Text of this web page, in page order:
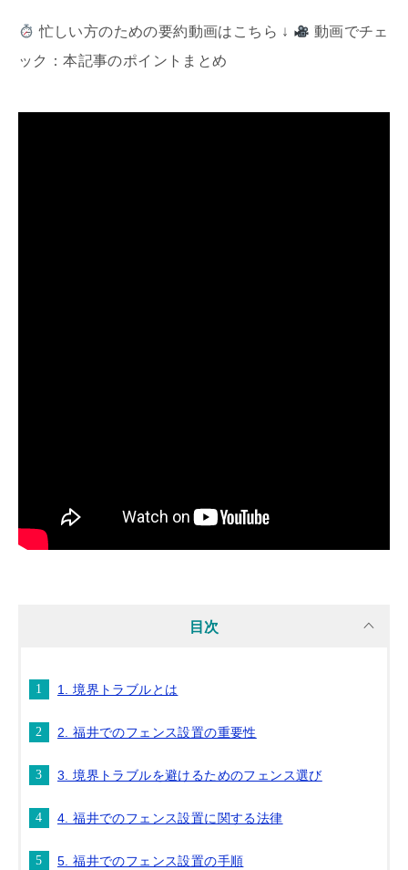
忙しい方のための要約動画はこちら ↓
動画でチェ
ック：本記事のポイントまとめ
目次
1. 境界トラブルとは
2. 福井でのフェンス設置の重要性
3. 境界トラブルを避けるためのフェンス選び
4. 福井でのフェンス設置に関する法律
5. 福井でのフェンス設置の手順